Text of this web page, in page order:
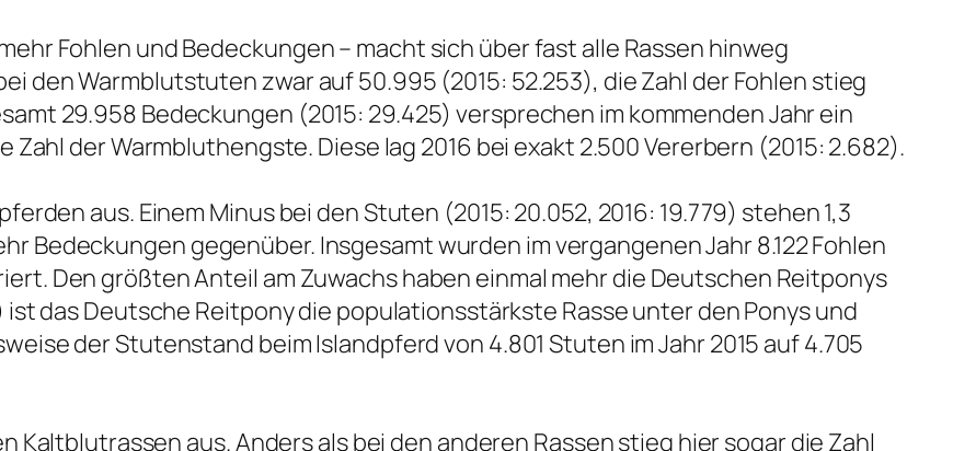
Fohlen und Bedeckungen – macht sich über fast alle Rassen hinweg
den Warmblutstuten zwar auf 50.995 (2015: 52.253), die Zahl der Fohlen stieg
29.958 Bedeckungen (2015: 29.425) versprechen im kommenden Jahr ein
der Warmbluthengste. Diese lag 2016 bei exakt 2.500 Vererbern (2015: 2.682).
aus. Einem Minus bei den Stuten (2015: 20.052, 2016: 19.779) stehen 1,3
Bedeckungen gegenüber. Insgesamt wurden im vergangenen Jahr 8.122 Fohlen
Den größten Anteil am Zuwachs haben einmal mehr die Deutschen Reitponys
das Deutsche Reitpony die populationsstärkste Rasse unter den Ponys und
der Stutenstand beim Islandpferd von 4.801 Stuten im Jahr 2015 auf 4.705
Kaltblutrassen aus. Anders als bei den anderen Rassen stieg hier sogar die Zahl